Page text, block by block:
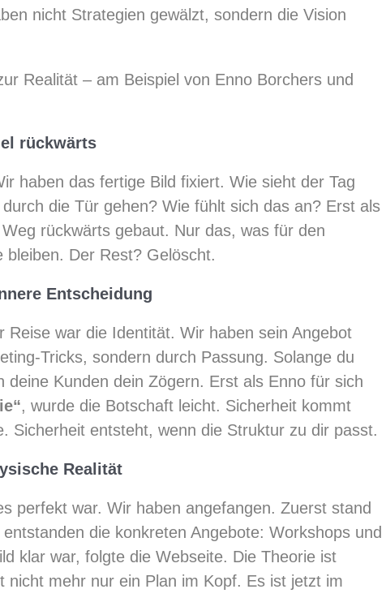
nicht Strategien gewälzt, sondern die Vision
Realität – am Beispiel von Enno Borchers und
rückwärts
haben das fertige Bild fixiert. Wie sieht der Tag
die Tür gehen? Wie fühlt sich das an? Erst als
rückwärts gebaut. Nur das, was für den
Der Rest? Gelöscht.
Entscheidung
Reise war die Identität. Wir haben sein Angebot
Tricks, sondern durch Passung. Solange du
deine Kunden dein Zögern. Erst als Enno für sich
, wurde die Botschaft leicht. Sicherheit kommt
Sicherheit entsteht, wenn die Struktur zu dir passt.
Realität
perfekt war. Wir haben angefangen. Zuerst stand
die konkreten Angebote: Workshops und
klar war, folgte die Webseite. Die Theorie ist
nicht mehr nur ein Plan im Kopf. Es ist jetzt im